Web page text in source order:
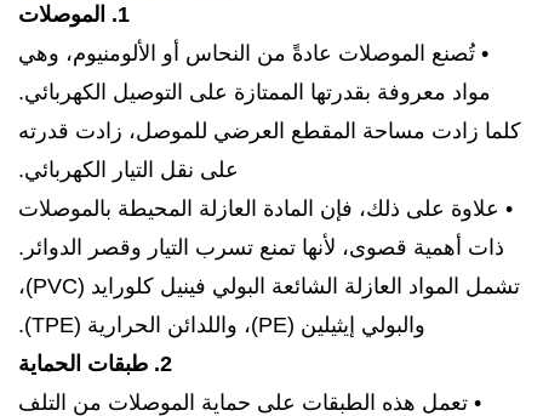
1. الموصلات
• تُصنع الموصلات عادةً من النحاس أو الألومنيوم، وهي
مواد معروفة بقدرتها الممتازة على التوصيل الكهربائي.
كلما زادت مساحة المقطع العرضي للموصل، زادت قدرته
على نقل التيار الكهربائي.
• علاوة على ذلك، فإن المادة العازلة المحيطة بالموصلات
ذات أهمية قصوى، لأنها تمنع تسرب التيار وقصر الدوائر.
تشمل المواد العازلة الشائعة البولي فينيل كلورايد (PVC)،
والبولي إيثيلين (PE)، واللدائن الحرارية (TPE).
2. طبقات الحماية
• تعمل هذه الطبقات على حماية الموصلات من التلف